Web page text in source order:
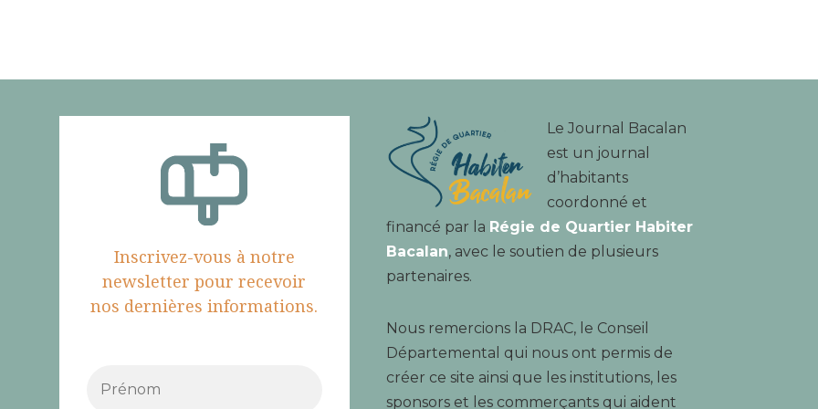
Inscrivez-vous à notre
newsletter pour recevoir
nos dernières informations.
Le Journal Bacalan
est un journal
d’habitants
coordonné et
financé par la Régie de Quartier Habiter
Bacalan, avec le soutien de plusieurs
partenaires.
Nous remercions la DRAC, le Conseil
Départemental qui nous ont permis de
créer ce site ainsi que les institutions, les
sponsors et les commerçants qui aident